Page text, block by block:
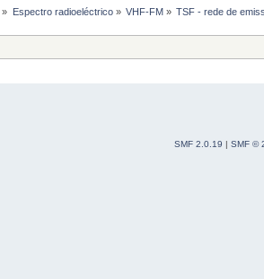
» Espectro radioeléctrico» VHF-FM» TSF - rede de
SMF 2.0.19 | SMF ©